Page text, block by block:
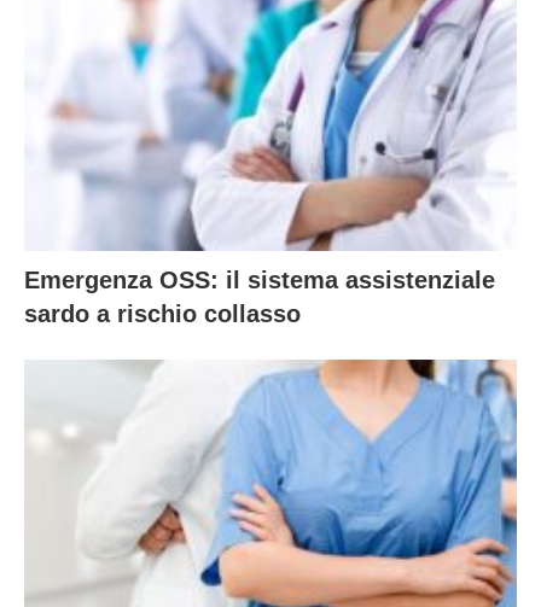
Emergenza OSS: il sistema assistenziale
sardo a rischio collasso